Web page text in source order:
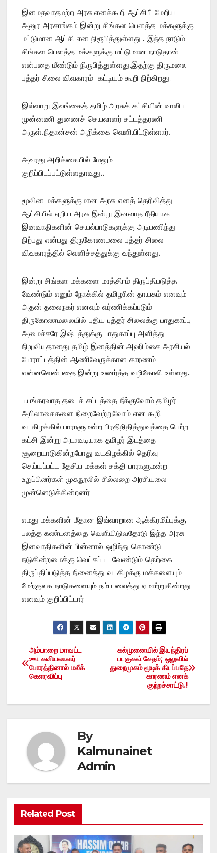
இனமதவாதமற்ற அரசு எனக்கூறி ஆட்சிபீடமேறிய
அனுர அரசாங்கம் இன்று சிங்கள பௌத்த மக்களுக்கு
மட்டுமான ஆட்சி என நிரூபித்துள்ளது . இந்த நாடும்
சிங்கள பௌத்த மக்களுக்கு மட்டுமான நாடுதான்
என்பதை மீண்டும் நிருபித்துள்ளது.இதற்கு திருமலை
புத்தர் சிலை விவகாரம் கட்டியம் கூறி நிற்கிறது.
இவ்வாறு இலங்கைத் தமிழ் அரசுக் கட்சியின் வாலிப
முன்னணி துணைச் செயலாளர் சட்டத்தரணி
அருள்.நிதான்சன் அறிக்கை வெளியிட்டுள்ளார்.
அவரது அறிக்கையில் மேலும்
குறிப்பிடப்பட்டுள்ளதாவது..
மூவின மக்களுக்குமான அரசு எனத் தெரிவித்து
ஆட்சியில் ஏறிய அரசு இன்று இனவாத ரீதியாக
இனவாதிகளின் செயல்பாடுகளுக்கு அடிபணிந்து
நிற்பது என்பது திருகோணமலை புத்தர் சிலை
விவகாரத்தில் வெளிச்சத்துக்கு வந்துள்ளது.
இன்று சிங்கள மக்களை மாத்திரம் திருப்திபடுத்த
வேண்டும் எனும் நோக்கில் தமிழரின் தாயகம் எனவும்
அதன் தலைநகர் எனவும் வர்ணிக்கப்படும்
திருகோணமலையில் புதிய புத்தர் சிலைக்கு பாதுகாப்பு
அமைச்சரே இஷ்டத்துக்கு பாதுகாப்பு அளித்து
நிறுவியதானது தமிழ் இனத்தின் அஹிம்சை அரசியல்
போராட்டத்தின் ஆணிவேருக்கான காரணம்
என்னவென்பதை இன்று உணர்த்த வழிகோலி உள்ளது.
பயங்கரவாத தடைச் சட்டத்தை நீக்குவோம் தமிழர்
அபிலாசைகளை நிறைவேற்றுவோம் என கூறி
வடகிழக்கில் பாராளுமன்ற பிரதிநிதித்துவத்தை பெற்ற
கட்சி இன்று அடாவடியாக தமிழர் இடத்தை
சூறையாடுகின்றபோது வடகிழக்கில் தெரிவு
செய்யப்பட்ட தேசிய மக்கள் சக்தி பாராளுமன்ற
உறுப்பினர்கள் முகநூலில் சில்லறை அரசியலை
முன்னெடுக்கின்றனர்
எமது மக்களின் மீதான இவ்வாறான ஆக்கிரமிப்புக்கு
பலத்த கண்டனத்தை வெளியிடுவதோடு இந்த அரசு
இனவாதிகளின் பின்னால் ஒழிந்து கொண்டு
நடுகின்றமைக்கு வெட்கப்பட வேண்டும் தெற்கை
திருப்திப்படுத்த நினைத்து வடகிழக்கு மக்களையும்
மேற்குலக நாடுகளையும் நம்ப வைத்து ஏமாற்றுகின்றது
எனவும் குறிப்பிட்டார்
Post
navigation
கல்முனையில் இயந்திரப்
படகுகள் சேதம்; ஒலுவில்
துறைமுகம் மூடிக் கிடப்பதே
காரணம் எனக்
குற்றச்சாட்டு.!
அம்பாறை மாவட்ட
ஊடகவியலாளர்
போரத்தினால் மலீக்
கெளரவிப்பு
By
Kalmunainet
Admin
Related Post